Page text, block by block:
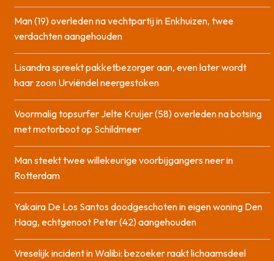
Man (19) overleden na vechtpartij in Enkhuizen, twee
verdachten aangehouden
Lisandra spreekt pakketbezorger aan, even later wordt
haar zoon Urviëndel neergestoken
Voormalig topsurfer Jelte Kruijer (58) overleden na botsing
met motorboot op Schildmeer
Man steekt twee willekeurige voorbijgangers neer in
Rotterdam
Yakaira De Los Santos doodgeschoten in eigen woning Den
Haag, echtgenoot Peter (42) aangehouden
Vreselijk incident in Walibi: bezoeker raakt lichaamsdeel